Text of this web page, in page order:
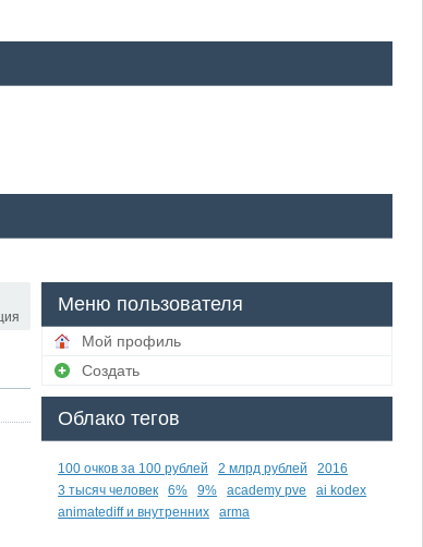
Меню пользователя
Мой профиль
Создать
Облако тегов
100 очков за 100 рублей 2 млрд рублей
2016
3 тысяч человек
6% 9% academy pve
ai kodex
animatediff и внутренних
arma